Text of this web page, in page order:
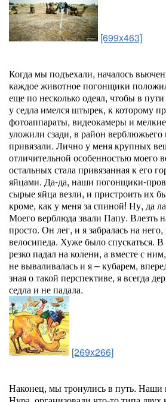
[699x463]
Когда мы подъехали, началось
каждое животное погонщики
еще по несколько одеял, чтобы в
у седла имелся штырек, к которому
фотоаппараты, видеокамеры и
уложили сзади, в район верблюжьего
привязали. Лично у меня крупных
отличительной особенностью моего
остальных стала привязанная к его
яйцами. Да-да, наши погонщики-
сырые яйца везли, и пристроить их
кроме, как у меня за спиной! Ну, да
Моего верблюда звали Папу. Влезть
просто. Он лег, и я забралась на него,
велосипеда. Хуже было спускаться. В
резко падал на колени, а вместе с
не вываливалась и я – кубарем,
зная о такой перспективе, я всегда
седла и не падала.
[269x266]
Наконец, мы тронулись в путь.